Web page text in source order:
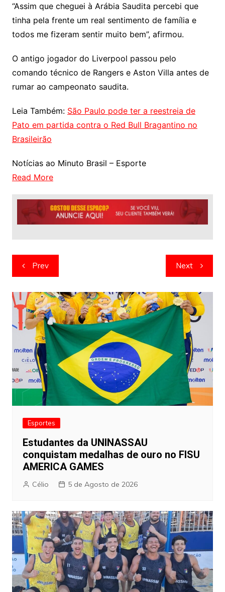
“Assim que cheguei à Arábia Saudita percebi que
tinha pela frente um real sentimento de família e
todos me fizeram sentir muito bem”, afirmou.
O antigo jogador do Liverpool passou pelo
comando técnico de Rangers e Aston Villa antes de
rumar ao campeonato saudita.
Leia Também: São Paulo pode ter a reestreia de
Pato em partida contra o Red Bull Bragantino no
Brasileirão
Notícias ao Minuto Brasil – Esporte
Read More
Navegação
de
artigos
Prev Next
Esportes
Estudantes da UNINASSAU
conquistam medalhas de ouro no FISU
AMERICA GAMES
Célio 5 de Agosto de 2026